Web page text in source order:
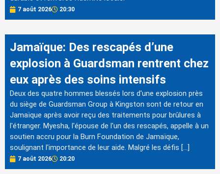
7 août 2026 20:30
Jamaïque: Des rescapés d’une
explosion à Guardsman rentrent chez
eux après des soins intensifs
Deux des quatre hommes blessés lors d'une explosion près
du siège de Guardsman Group à Kingston sont de retour en
Jamaïque après avoir reçu des traitements pour brûlures à
l'étranger. Myesha, l'épouse de l'un des rescapés, appelle à un
soutien accru pour la Burn Foundation de Jamaïque,
soulignant l'importance de leur aide. Malgré les défis […]
7 août 2026 20:20